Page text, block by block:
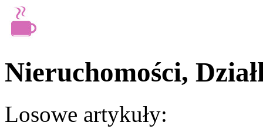
Nieruchomości,
Losowe artykuły: